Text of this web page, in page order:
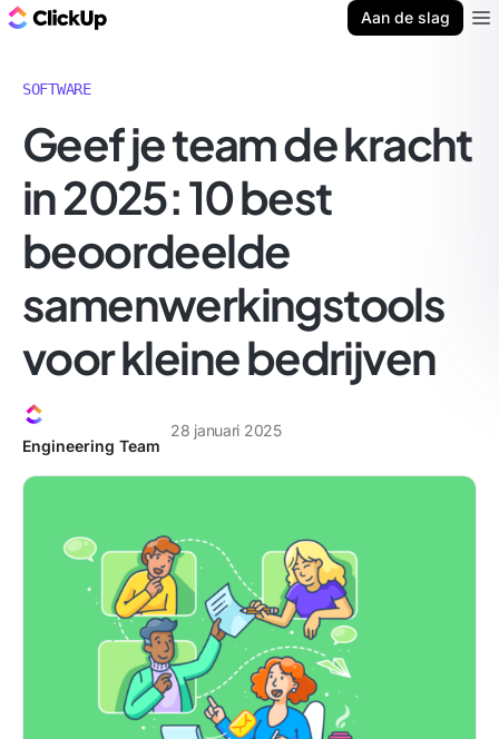
Aan de slag
SOFTWARE
Geef je team de kracht
in 2025: 10 best
beoordeelde
samenwerkingstools
voor kleine bedrijven
Engineering Team
28 januari 2025